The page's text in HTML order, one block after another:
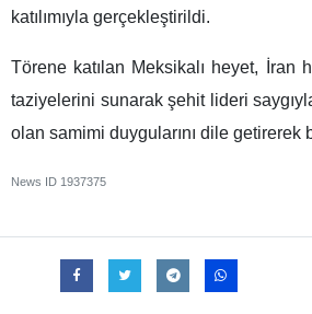
katılımıyla gerçekleştirildi.
Törene katılan Meksikalı heyet, İran
taziyelerini sunarak şehit lideri
olan samimi duygularını dile getirerek
News ID 1937375